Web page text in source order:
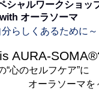
シャルワークショッ
オーラソーマ
分らしくあるために～
AURA-
“心のセルフケア”に
オーラソーマを